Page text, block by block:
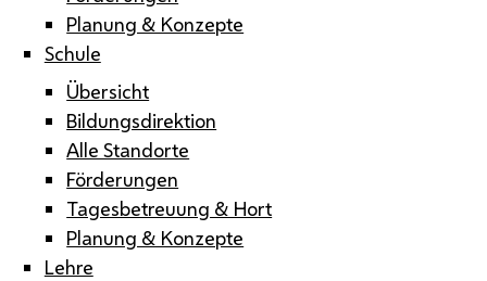
Planung & Konzepte
Schule
Übersicht
Bildungsdirektion
Alle Standorte
Förderungen
Tagesbetreuung & Hort
Planung & Konzepte
Lehre